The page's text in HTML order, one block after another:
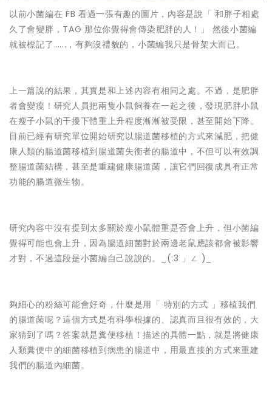
以前小菌編在 FB 看過一張有趣的圖片，內容是說「 和胖子相處
久了會變胖，TAG 那位你覺得會傳染肥胖的人！」 然後小菌編
就被標記了…...，有夠沒禮貌的，小菌編我只是骨架大而已。
上一篇說的結果，其實是和上述內容有相同之處。不過，是肥胖
者會變瘦！研究人員把兩隻小鼠飼養在一起之後，發現肥胖小鼠
在瘦子小鼠的干擾下體重上升程度漸漸被受限，甚至開始下降。
目前已經有研究單位開始研究以腸道菌移植的方式來減肥，把健
康人類的腸道菌移植到腸道菌失衡者的腸道中，不但可以有效調
整腸道菌結構，甚至是重建健康腸道菌，讓它們回復成具有正常
功能的腸道微生物。
研究內容中沒有提到太多關於瘦小鼠體重是否會上升，但小菌編
覺得可能也會上升，因為腸道細菌對於兩邊老鼠應該都會被影響
才對，不過這段是小菌編自己說說的。_(:3 」∠ )_
夠細心的粉絲可能會好奇，什麼是用「 特別的方式 」移植我們
的腸道菌呢？這個方式是有科學根據的、認真而且很有效的，大
家猜到了嗎？答案就是糞便移植！描述的具體一點，就是將健康
人類糞便中的細菌移植到病患的腸道中，用最直接的方式來重建
我們的腸道內細菌。